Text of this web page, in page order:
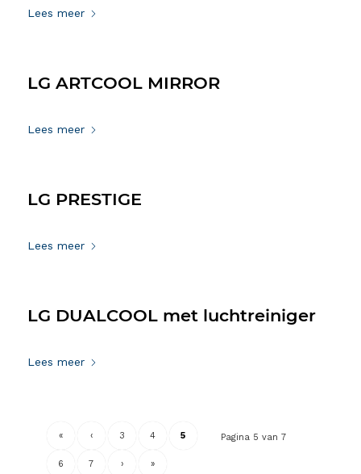
Lees meer
LG ARTCOOL MIRROR
Lees meer
LG PRESTIGE
Lees meer
LG DUALCOOL met luchtreiniger
Lees meer
Pagina 5 van 7
« ‹ 3 4 5
6 7 › »